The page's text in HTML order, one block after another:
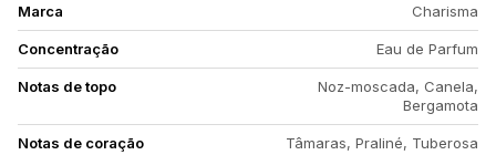
Marca Charisma
Concentração Eau de Parfum
Notas de topo
Noz-moscada, Canela,
Bergamota
Notas de coração Tâmaras, Praliné, Tuberosa